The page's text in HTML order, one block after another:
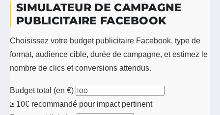
SIMULATEUR DE CAMPAGNE
PUBLICITAIRE FACEBOOK
Choisissez votre budget publicitaire Facebook, type de
format, audience cible, durée de campagne, et estimez le
nombre de clics et conversions attendus.
Budget total (en €)
≥ 10€ recommandé pour impact pertinent